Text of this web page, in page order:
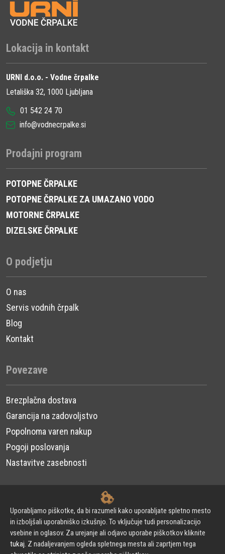
Lokacija in kontakt
URNI d.o.o. - Vodne črpalke
Letališka 32, 1000 Ljubljana
01 542 24 70
info@vodnecrpalke.si
Prodajni program
POTOPNE ČRPALKE
POTOPNE ČRPALKE ZA UMAZANO VODO
MOTORNE ČRPALKE
DIZELSKE ČRPALKE
O podjetju
O nas
Servis vodnih črpalk
Blog
Kontakt
Povezave
Brezplačna dostava
Garancija na zadovoljstvo
Popolnoma varen nakup
Pogoji poslovanja
Uporabljamo piškotke, da bi razumeli kako uporabljate spletno mesto
in izboljšali uporabniško izkušnjo. To vključuje tudi personalizacijo
vsebine in oglasov. Za urejanje ali odjavo uporabe piškotkov kliknite
tukaj. Z nadaljevanjem ogleda spletnega mesta ali zaprtjem tega
Nastavitve zasebnosti
© 2024 Urni d.o.o. - Vodne črpalke. Vse pravice pridržane.